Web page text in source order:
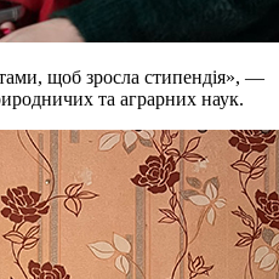
щоб зросла стипендія», —
та аграрних наук.